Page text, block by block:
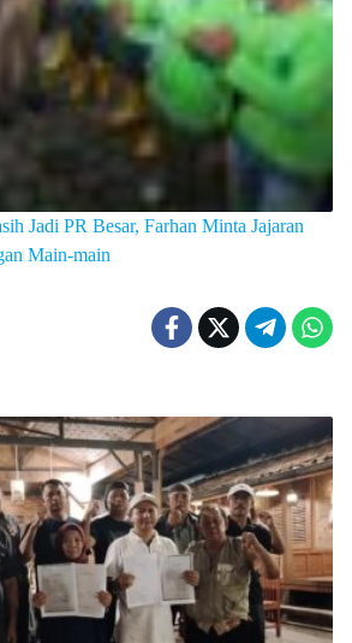
Jadi PR Besar, Farhan Minta Jajaran
Main-main